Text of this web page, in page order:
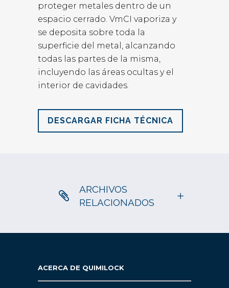
proteger metales dentro de un
espacio cerrado. VmCI vaporiza y
se deposita sobre toda la
superficie del metal, alcanzando
todas las partes de la misma,
incluyendo las áreas ocultas y el
interior de cavidades.
DESCARGAR FICHA TÉCNICA
ARCHIVOS
RELACIONADOS
ACERCA DE QUIMILOCK